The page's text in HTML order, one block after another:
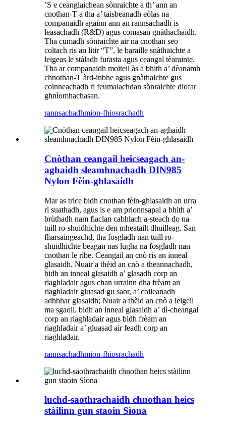
’S e ceanglaichean sònraichte a th’ ann an
cnothan-T a tha a’ taisbeanadh eòlas na
companaidh againn ann an rannsachadh is
leasachadh (R&D) agus comasan gnàthachaidh.
Tha cumadh sònraichte air na cnothan seo
coltach ris an litir “T”, le baraille snàthaichte a
leigeas le stàladh furasta agus ceangal tèarainte.
Tha ar companaidh moiteil às a bhith a’ dèanamh
chnothan-T àrd-inbhe agus gnàthaichte gus
coinneachadh ri feumalachdan sònraichte diofar
ghnìomhachasan.
rannsachadhmion-fhiosrachadh
Cnòthan ceangail heicseagach an-
aghaidh sleamhnachadh DIN985
Nylon Fèin-ghlasaidh
Mar as trice bidh cnothan fèin-ghlasaidh an urra
ri suathadh, agus is e am prionnsapal a bhith a’
brùthadh nam fiaclan cabhlach a-steach do na
tuill ro-shuidhichte den mheatailt dhuilleag. San
fharsaingeachd, tha fosgladh nan tuill ro-
shuidhichte beagan nas lugha na fosgladh nan
cnothan le ribe. Ceangail an cnò ris an inneal
glasaidh. Nuair a thèid an cnò a theannachadh,
bidh an inneal glasaidh a’ glasadh corp an
riaghladair agus chan urrainn dha frèam an
riaghladair gluasad gu saor, a’ coileanadh
adhbhar glasaidh; Nuair a thèid an cnò a leigeil
ma sgaoil, bidh an inneal glasaidh a’ dì-cheangal
corp an riaghladair agus bidh frèam an
riaghladair a’ gluasad air feadh corp an
riaghladair.
rannsachadhmion-fhiosrachadh
luchd-saothrachaidh chnothan heics
stàilinn gun staoin Sìona